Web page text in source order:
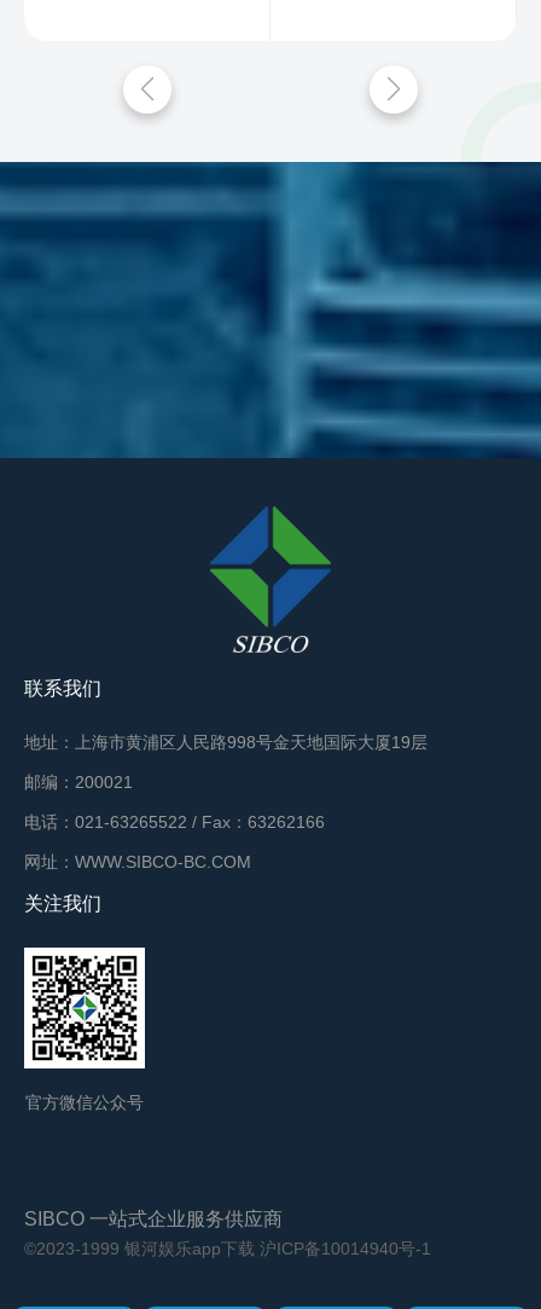
联系我们
地址：上海市黄浦区人民路998号金天地国际大厦19层
邮编：200021
电话：021-63265522 / Fax：63262166
网址：WWW.SIBCO-BC.COM
关注我们
官方微信公众号
SIBCO 一站式企业服务供应商
©2023-1999 银河娱乐app下载 沪ICP备10014940号-1